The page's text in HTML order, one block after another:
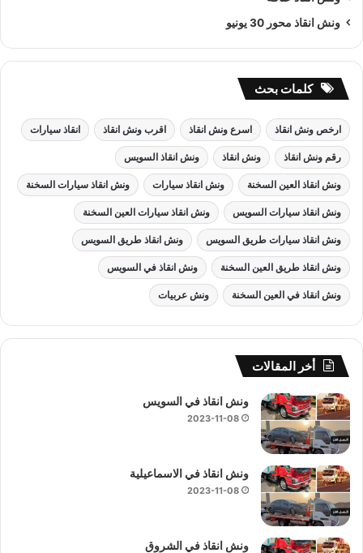
ونش انقاذ محور 30 يونيو
كلمات بحث
ارخص ونش انقاذ اسرع ونش انقاذ اقرب ونش انقاذ انقاذ سيارات
رقم ونش انقاذ ونش انقاذ ونش انقاذ السويس
ونش انقاذ العين السخنة ونش انقاذ سيارات ونش انقاذ سيارات السخنة
ونش انقاذ سيارات السويس ونش انقاذ سيارات العين السخنة
ونش انقاذ سيارات طريق السويس ونش انقاذ طريق السويس
ونش انقاذ طريق العين السخنة ونش انقاذ في السويس
ونش انقاذ في العين السخنة ونش عربيات
أخر المقالات
ونش انقاذ في السويس
2023-11-08
ونش انقاذ في الاسماعيلية
2023-11-08
ونش انقاذ في الشروق